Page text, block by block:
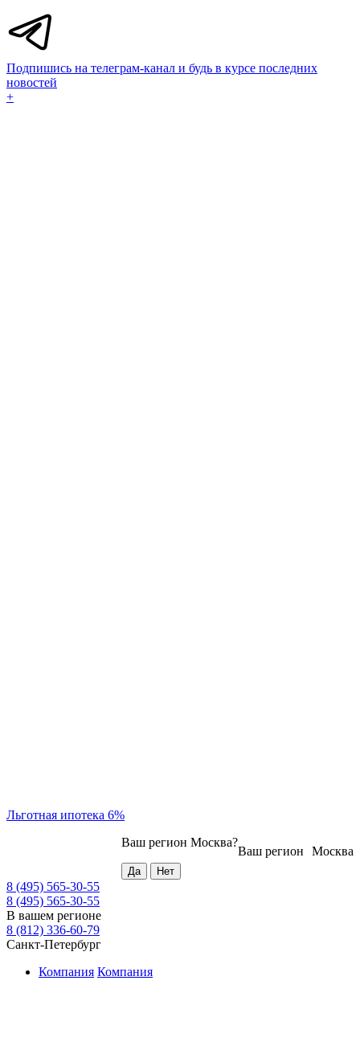
Подпишись на телеграм-канал и будь в курсе последних
новостей
+
Льготная ипотека 6%
Москва
Ваш регион
Ваш регион Москва?
8 (495) 565-30-55
8 (495) 565-30-55
В вашем регионе
8 (812) 336-60-79
Санкт-Петербург
Компания Компания